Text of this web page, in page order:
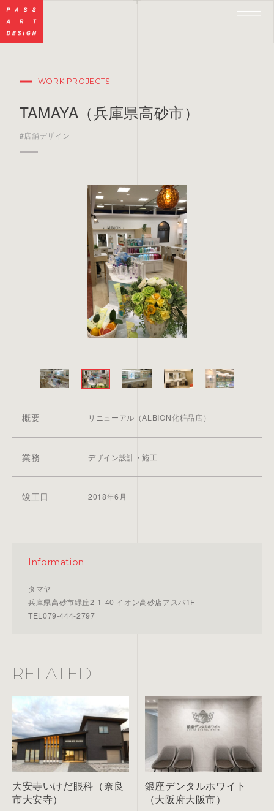
WORK PROJECTS
TAMAYA（兵庫県高砂市）
#店舗デザイン
概要 リニューアル（ALBION化粧品店）
業務 デザイン設計・施工
竣工日 2018年6月
Information
タマヤ
兵庫県高砂市緑丘2-1-40 イオン高砂店アスパ1F
TEL079-444-2797
RELATED
大安寺いけだ眼科（奈良
市大安寺）
銀座デンタルホワイト
（大阪府大阪市）